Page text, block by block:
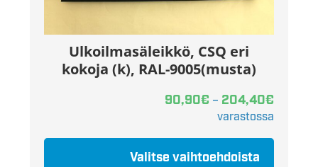
Ulkoilmasäleikkö, CSQ eri
kokoja (k), RAL-9005(musta)
90,90€ – 204,40€
varastossa
Valitse vaihtoehdoista